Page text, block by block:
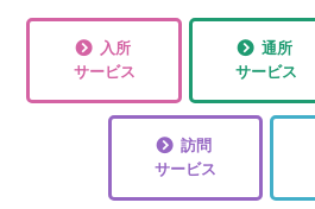
入所
サービス
通所
サービス
訪問
サービス